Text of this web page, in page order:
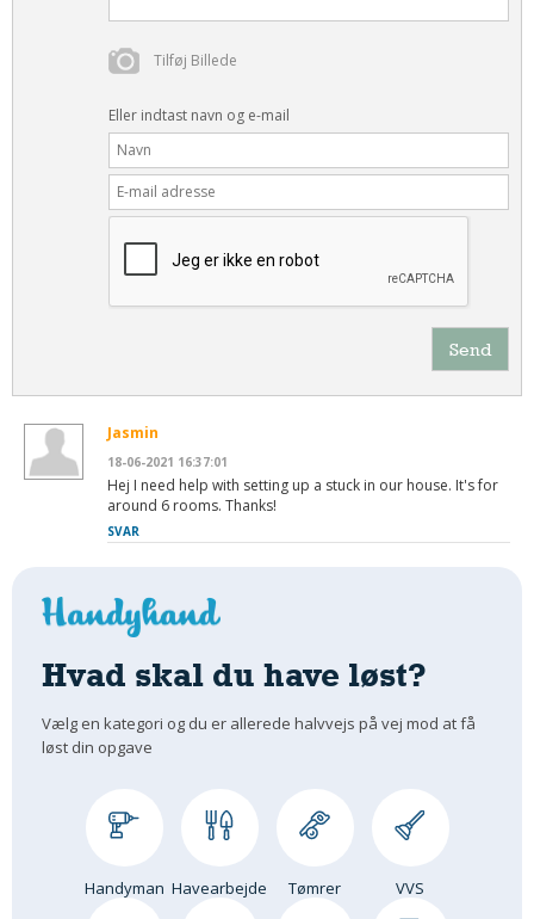
Tilføj Billede
Eller indtast navn og e-mail
Send
Jasmin
18-06-2021 16:37:01
Hej I need help with setting up a stuck in our house. It's for
around 6 rooms. Thanks!
SVAR
Hvad skal du have løst?
Vælg en kategori og du er allerede halvvejs på vej mod at få
løst din opgave
Handyman Havearbejde Tømrer VVS